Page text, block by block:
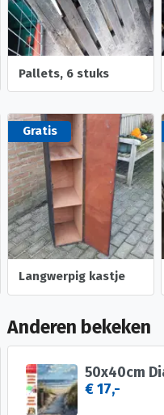
Pallets, 6 stuks
Gratis
Langwerpig kastje
Anderen bekeken
50x40cm
€ 17,-